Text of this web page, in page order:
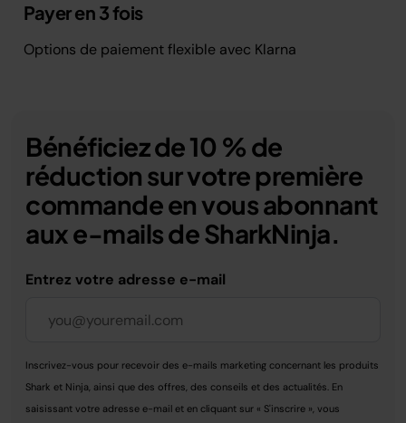
Payer en 3 fois
Options de paiement flexible avec Klarna
Bénéficiez de 10 % de
réduction sur votre première
commande en vous abonnant
aux e-mails de SharkNinja.
Entrez votre adresse e-mail
Inscrivez-vous pour recevoir des e-mails marketing concernant les produits
Shark et Ninja, ainsi que des offres, des conseils et des actualités. En
saisissant votre adresse e-mail et en cliquant sur « S'inscrire », vous